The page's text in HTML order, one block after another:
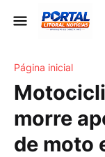
Página inicial
morre
de moto